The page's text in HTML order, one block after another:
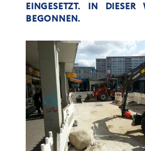
EINGESETZT. IN
BEGONNEN.